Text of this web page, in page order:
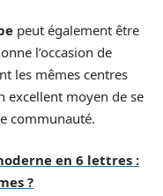
peut également être
l’occasion de
les mêmes centres
excellent moyen de se
communauté.
en 6 lettres :
?